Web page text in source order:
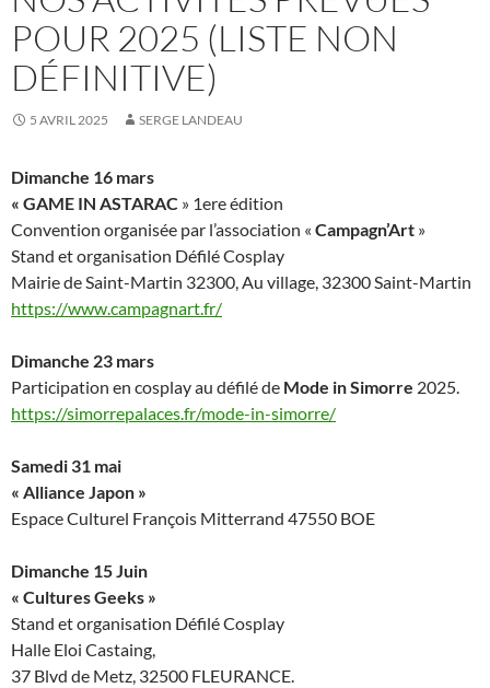
POUR 2025 (LISTE NON
DÉFINITIVE)
5 AVRIL 2025 SERGE LANDEAU
Dimanche 16 mars
« GAME IN ASTARAC » 1ere édition
Convention organisée par l’association « Campagn’Art »
Stand et organisation Défilé Cosplay
Mairie de Saint-Martin 32300, Au village, 32300 Saint-Martin
https://www.campagnart.fr/
Dimanche 23 mars
Participation en cosplay au défilé de Mode in Simorre 2025.
https://simorrepalaces.fr/mode-in-simorre/
Samedi 31 mai
« Alliance Japon »
Espace Culturel François Mitterrand 47550 BOE
Dimanche 15 Juin
« Cultures Geeks »
Stand et organisation Défilé Cosplay
Halle Eloi Castaing,
37 Blvd de Metz, 32500 FLEURANCE.